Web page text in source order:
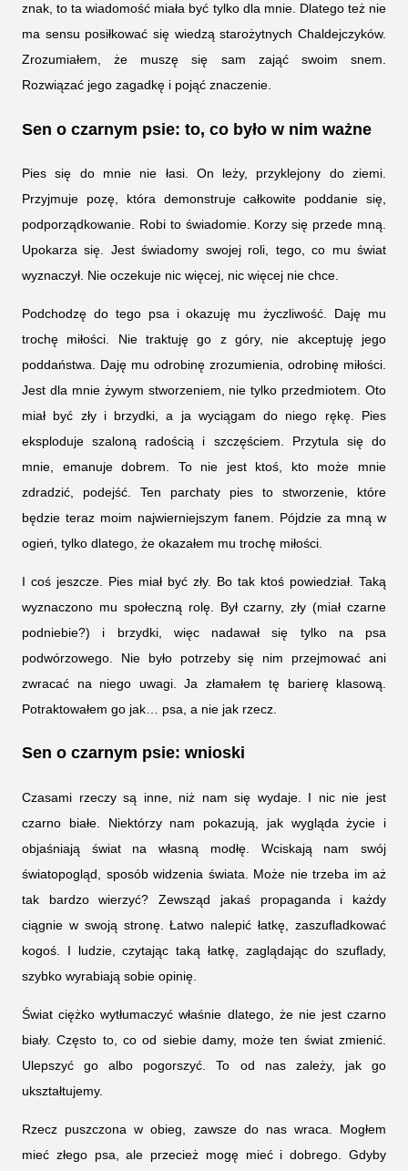
znak, to ta wiadomość miała być tylko dla mnie. Dlatego też nie
ma sensu posiłkować się wiedzą starożytnych Chaldejczyków.
Zrozumiałem, że muszę się sam zająć swoim snem.
Rozwiązać jego zagadkę i pojąć znaczenie.
Sen o czarnym psie: to, co było w nim ważne
Pies się do mnie nie łasi. On leży, przyklejony do ziemi.
Przyjmuje pozę, która demonstruje całkowite poddanie się,
podporządkowanie. Robi to świadomie. Korzy się przede mną.
Upokarza się. Jest świadomy swojej roli, tego, co mu świat
wyznaczył. Nie oczekuje nic więcej, nic więcej nie chce.
Podchodzę do tego psa i okazuję mu życzliwość. Daję mu
trochę miłości. Nie traktuję go z góry, nie akceptuję jego
poddaństwa. Daję mu odrobinę zrozumienia, odrobinę miłości.
Jest dla mnie żywym stworzeniem, nie tylko przedmiotem. Oto
miał być zły i brzydki, a ja wyciągam do niego rękę. Pies
eksploduje szaloną radością i szczęściem. Przytula się do
mnie, emanuje dobrem. To nie jest ktoś, kto może mnie
zdradzić, podejść. Ten parchaty pies to stworzenie, które
będzie teraz moim najwierniejszym fanem. Pójdzie za mną w
ogień, tylko dlatego, że okazałem mu trochę miłości.
I coś jeszcze. Pies miał być zły. Bo tak ktoś powiedział. Taką
wyznaczono mu społeczną rolę. Był czarny, zły (miał czarne
podniebie?) i brzydki, więc nadawał się tylko na psa
podwórzowego. Nie było potrzeby się nim przejmować ani
zwracać na niego uwagi. Ja złamałem tę barierę klasową.
Potraktowałem go jak… psa, a nie jak rzecz.
Sen o czarnym psie: wnioski
Czasami rzeczy są inne, niż nam się wydaje. I nic nie jest
czarno białe. Niektórzy nam pokazują, jak wygląda życie i
objaśniają świat na własną modłę. Wciskają nam swój
światopogląd, sposób widzenia świata. Może nie trzeba im aż
tak bardzo wierzyć? Zewsząd jakaś propaganda i każdy
ciągnie w swoją stronę. Łatwo nalepić łatkę, zaszufladkować
kogoś. I ludzie, czytając taką łatkę, zaglądając do szuflady,
szybko wyrabiają sobie opinię.
Świat ciężko wytłumaczyć właśnie dlatego, że nie jest czarno
biały. Często to, co od siebie damy, może ten świat zmienić.
Ulepszyć go albo pogorszyć. To od nas zależy, jak go
ukształtujemy.
Rzecz puszczona w obieg, zawsze do nas wraca. Mogłem
mieć złego psa, ale przecież mogę mieć i dobrego. Gdyby